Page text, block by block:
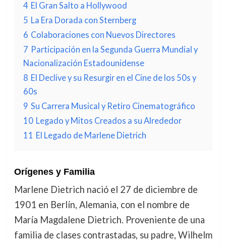
4 El Gran Salto a Hollywood
5 La Era Dorada con Sternberg
6 Colaboraciones con Nuevos Directores
7 Participación en la Segunda Guerra Mundial y
Nacionalización Estadounidense
8 El Declive y su Resurgir en el Cine de los 50s y
60s
9 Su Carrera Musical y Retiro Cinematográfico
10 Legado y Mitos Creados a su Alrededor
11 El Legado de Marlene Dietrich
Orígenes y Familia
Marlene Dietrich nació el 27 de diciembre de
1901 en Berlín, Alemania, con el nombre de
María Magdalene Dietrich. Proveniente de una
familia de clases contrastadas, su padre, Wilhelm